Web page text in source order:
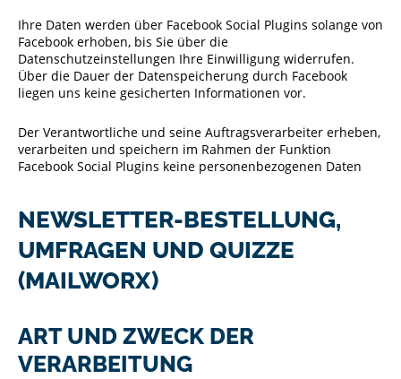
Ihre Daten werden über Facebook Social Plugins solange von
Facebook erhoben, bis Sie über die
Datenschutzeinstellungen Ihre Einwilligung widerrufen.
Über die Dauer der Datenspeicherung durch Facebook
liegen uns keine gesicherten Informationen vor.
Der Verantwortliche und seine Auftragsverarbeiter erheben,
verarbeiten und speichern im Rahmen der Funktion
Facebook Social Plugins keine personenbezogenen Daten
NEWSLETTER-BESTELLUNG,
UMFRAGEN UND QUIZZE
(MAILWORX)
ART UND ZWECK DER
VERARBEITUNG